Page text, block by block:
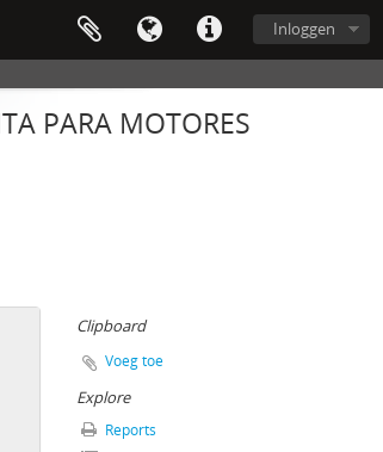
Inloggen
PARA MOTORES
Clipboard
Voeg toe
Explore
Reports